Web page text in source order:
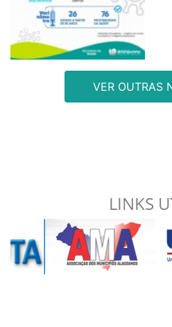
VER OUTRAS
LINKS